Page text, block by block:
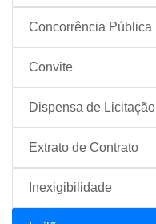
Concorrência Pública
Convite
Dispensa de Licitação
Extrato de Contrato
Inexigibilidade